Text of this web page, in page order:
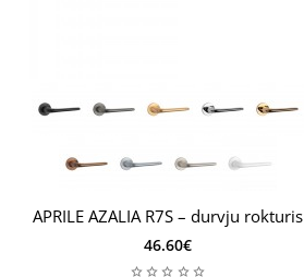
APRILE AZALIA R7S – durvju rokturis
46.60€